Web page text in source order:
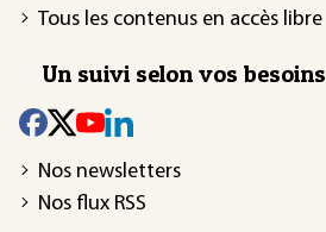
Tous les contenus en accès libre
Un suivi selon vos besoins
Nos newsletters
Nos flux RSS